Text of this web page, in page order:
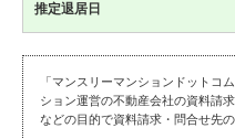
推定退居日
「マンスリーマンションドットコ
ション運営の不動産会社の資料請
などの目的で資料請求・問合せ先